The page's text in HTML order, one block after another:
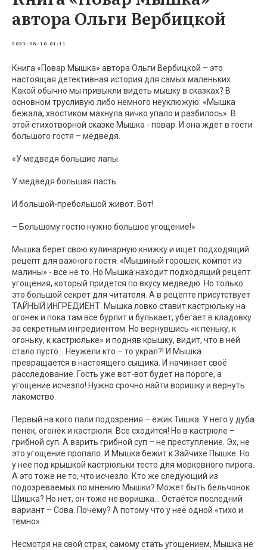
автора Ольги Вербицкой
2023-08-10 01:11
Книга «Повар Мышка» автора Ольги Вербицкой – это
настоящая детективная история для самых маленьких.
Какой обычно мы привыкли видеть мышку в сказках? В
основном трусливую либо немного неуклюжую: «Мышка
бежала, хвостиком махнула яичко упало и разбилось». В
этой стихотворной сказке Мышка - повар. И она ждет в гости
большого гостя – медведя.
«У медведя большие лапы.
У медведя большая пасть.
И большой-пребольшой живот. Вот!
– Большому гостю нужно большое угощение!»
Мышка берёт свою кулинарную книжку и ищет подходящий
рецепт для важного гостя. «Мышиный горошек, компот из
малины» - все не то. Но Мышка находит подходящий рецепт
угощения, который придется по вкусу медведю. Но только
это большой секрет для читателя. А в рецепте присутствует
ТАЙНЫЙ ИНГРЕДИЕНТ. Мышка ловко ставит кастрюльку на
огонёк и пока там все бурлит и булькает, убегает в кладовку
за секретным ингредиентом. Но вернувшись «к пеньку, к
огоньку, к кастрюльке» и подняв крышку, видит, что в ней
стало пусто… Неужели кто – то украл?! И Мышка
превращается в настоящего сыщика. И начинает своё
расследование. Гость уже вот-вот будет на пороге, а
угощение исчезло! Нужно срочно найти воришку и вернуть
лакомство.
Первый на кого пали подозрения – ёжик Тишка. У него у дуба
пенек, огонёк и кастрюля. Все сходится! Но в кастрюле –
грибной суп. А варить грибной суп – не преступление. Эх, не
это угощение пропало. И Мышка бежит к Зайчихе Пышке. Но
у нее под крышкой кастрюльки тесто для морковного пирога.
А это тоже не то, что исчезло. Кто же следующий из
подозреваемых по мнению Мышки? Может быть бельчонок
Шишка? Но нет, он тоже не воришка… Остаётся последний
вариант – Сова. Почему? А потому что у неё одной «тихо и
темно».
Несмотря на свой страх, самому стать угощением, Мышка не